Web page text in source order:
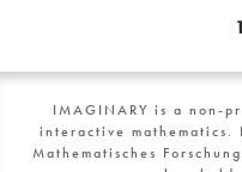
IMAGINARY is a non-
interactive mathematics.
Mathematisches